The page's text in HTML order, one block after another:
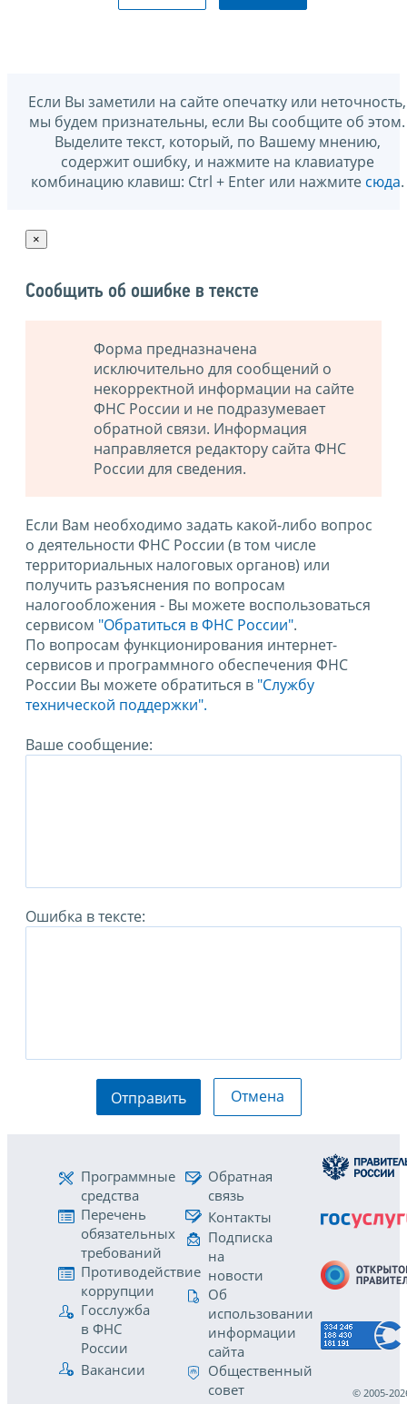
Если Вы заметили на сайте опечатку или неточность,
мы будем признательны, если Вы сообщите об этом.
Выделите текст, который, по Вашему мнению,
содержит ошибку, и нажмите на клавиатуре
комбинацию клавиш: Ctrl + Enter или нажмите сюда.
×
Сообщить об ошибке в тексте
Форма предназначена
исключительно для сообщений о
некорректной информации на сайте
ФНС России и не подразумевает
обратной связи. Информация
направляется редактору сайта ФНС
России для сведения.
Если Вам необходимо задать какой-либо вопрос
о деятельности ФНС России (в том числе
территориальных налоговых органов) или
получить разъяснения по вопросам
налогообложения - Вы можете воспользоваться
сервисом "Обратиться в ФНС России".
По вопросам функционирования интернет-
сервисов и программного обеспечения ФНС
России Вы можете обратиться в "Службу
технической поддержки".
Ваше сообщение:
Ошибка в тексте:
Отправить Отмена
Программные
средства
Перечень
обязательных
требований
Противодействие
коррупции
Госслужба
в ФНС
России
Вакансии
Обратная
связь
Контакты
Подписка
на
новости
Об
использовании
информации
сайта
Общественный
совет
© 2005-